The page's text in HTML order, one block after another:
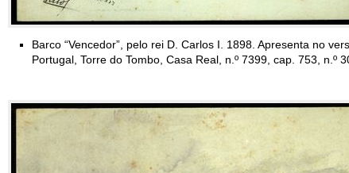
Barco “Vencedor”, pelo rei D. Carlos I. 1898. Apresenta no
Portugal, Torre do Tombo, Casa Real, n.º 7399, cap. 753, n.º